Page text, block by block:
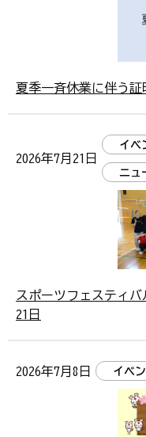
夏季一斉休業に伴う
2026年7月21日
イベ
ニュ
スポーツフェスティ
21日
2026年7月8日 イベ